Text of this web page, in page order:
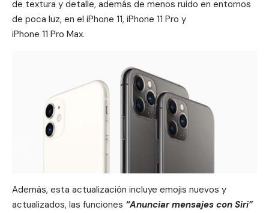
de textura y detalle, además de menos ruido en entornos
de poca luz, en el iPhone 11, iPhone 11 Pro y
iPhone 11 Pro Max.
Además, esta actualización incluye emojis nuevos y
actualizados, las funciones “Anunciar mensajes con Siri”